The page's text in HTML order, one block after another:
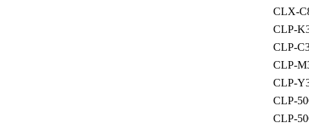
CLX-
CLP-
CLP-
CLP-
CLP-
CLP-
CLP-